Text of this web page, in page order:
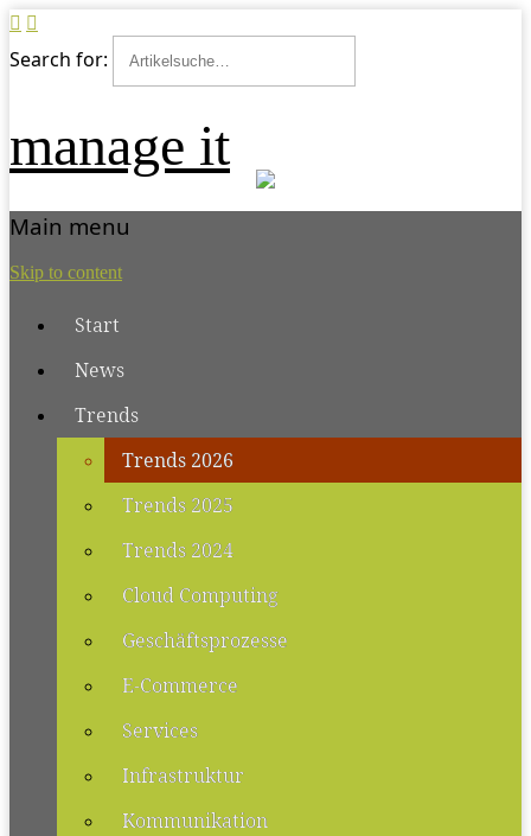
Search for:
manage it
Main menu
Skip to content
Start
News
Trends
Trends 2026
Trends 2025
Trends 2024
Cloud Computing
Geschäftsprozesse
E-Commerce
Services
Infrastruktur
Kommunikation